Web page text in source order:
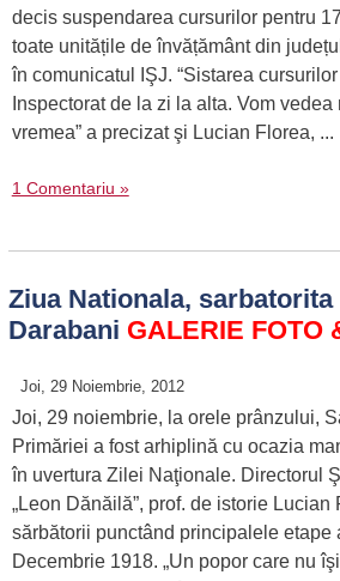
decis suspendarea cursurilor pentru
toate unitățile de învățământ din
în comunicatul IŞJ. “Sistarea
Inspectorat de la zi la alta. Vom vedea
vremea” a precizat şi Lucian Florea, ...
1 Comentariu »
Ziua Nationala,
Darabani GALERIE FOTO
Joi, 29 Noiembrie, 2012
Joi, 29 noiembrie, la orele prânzului,
Primăriei a fost arhiplină cu ocazia
în uvertura Zilei Naţionale. Directorul
„Leon Dănăilă”, prof. de istorie Lucian
sărbătorii punctând principalele etape
Decembrie 1918. „Un popor care nu